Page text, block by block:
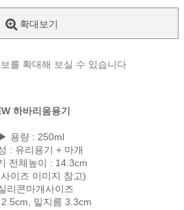
확대보기
를 확대해 보실 수 있습니다
하바리움용기
▶ 용량 : 250ml
: 유리용기 + 마개
전체높이 : 14.3cm
이즈 이미지 참고)
리콘마개사이즈
밑지름 3.3cm